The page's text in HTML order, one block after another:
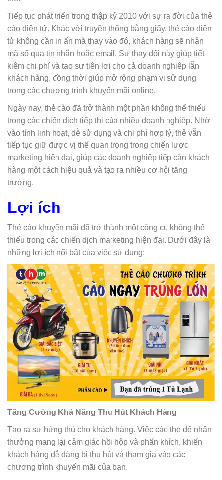
Tiếp tục phát triển trong thập kỷ 2010 với sự ra đời của thẻ
cào điện tử. Khác với truyền thống bằng giấy, thẻ cào điện
tử không cần in ấn mà thay vào đó, khách hàng sẽ nhận
mã số qua tin nhắn hoặc email. Sự thay đổi này giúp tiết
kiệm chi phí và tạo sự tiện lợi cho cả doanh nghiệp lẫn
khách hàng, đồng thời giúp mở rộng phạm vi sử dụng
trong các chương trình khuyến mãi online.
Ngày nay, thẻ cào đã trở thành một phần không thể thiếu
trong các chiến dịch tiếp thị của nhiều doanh nghiệp. Nhờ
vào tính linh hoạt, dễ sử dụng và chi phí hợp lý, thẻ vẫn
tiếp tục giữ được vị thế quan trọng trong chiến lược
marketing hiện đại, giúp các doanh nghiệp tiếp cận khách
hàng một cách hiệu quả và tạo ra nhiều cơ hội tăng
trưởng.
Lợi ích
Thẻ cào khuyến mãi đã trở thành một công cụ không thể
thiếu trong các chiến dịch marketing hiện đại. Dưới đây là
những lợi ích nổi bật của việc sử dụng:
Tăng Cường Khả Năng Thu Hút Khách Hàng
Tạo ra sự hứng thú cho khách hàng. Việc cào thẻ để nhận
thưởng mang lại cảm giác hồi hộp và phấn khích, khiến
khách hàng dễ dàng bị thu hút và tham gia vào các
chương trình khuyến mãi của bạn.